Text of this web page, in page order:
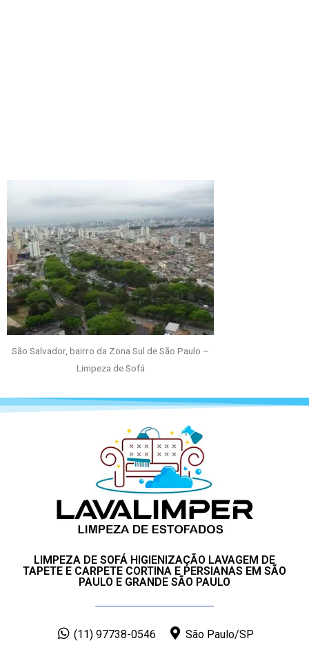
São Salvador, bairro da Zona Sul de São Paulo –
Limpeza de Sofá
LIMPEZA DE SOFÁ HIGIENIZAÇÃO LAVAGEM DE
TAPETE E CARPETE CORTINA E PERSIANAS EM SÃO
PAULO E GRANDE SÃO PAULO
(11) 97738-0546 São Paulo/SP